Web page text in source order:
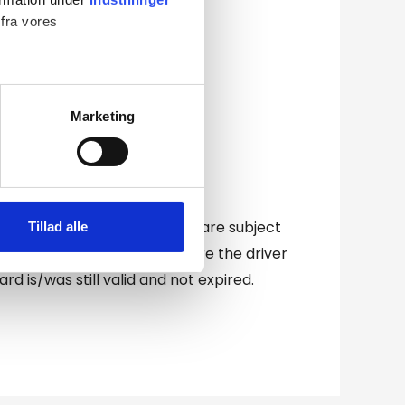
vores
for sociale medier,
Marketing
Tillad alle
driver's license when you are subject
which are situations where the driver
is/was still valid and not expired.